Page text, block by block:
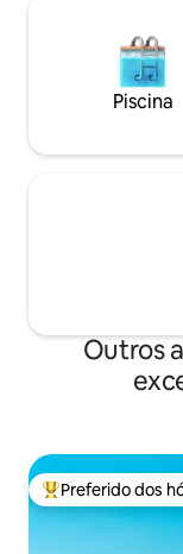
Piscina
Outros
Entre os
Preferido dos